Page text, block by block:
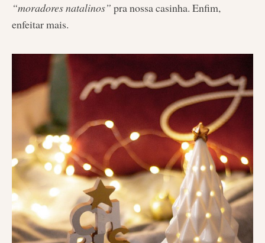
“moradores natalinos” pra nossa casinha. Enfim,
enfeitar mais.